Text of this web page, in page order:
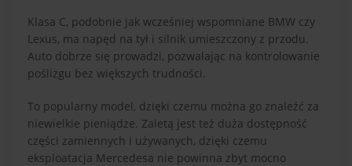
Klasa C, podobnie jak wcześniej wspomniane BMW czy
Lexus, ma napęd na tył i silnik umieszczony z przodu.
Auto dobrze się prowadzi, pozwalając na kontrolowanie
poślizgu bez większych trudności.
To popularny model, dzięki czemu można go znaleźć za
niewielkie pieniądze. Zaletą jest też duża dostępność
części zamiennych i używanych, dzięki czemu
eksploatacja Mercedesa nie powinna zbyt mocno